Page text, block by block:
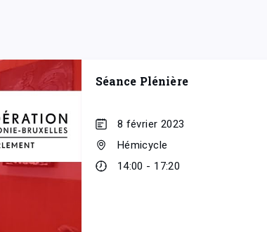
Séance Plénière
8 février 2023
Hémicycle
14:00 - 17:20